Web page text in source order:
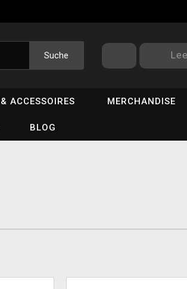
Suche
ACCESSOIRES MERCHANDISE
BLOG